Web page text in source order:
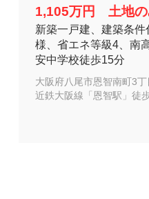
1,105万円 土地の
新築一戸建、建築条
様、省エネ等級4、南
安中学校徒歩15分
大阪府八尾市恩智南町3丁
近鉄大阪線「恩智駅」徒